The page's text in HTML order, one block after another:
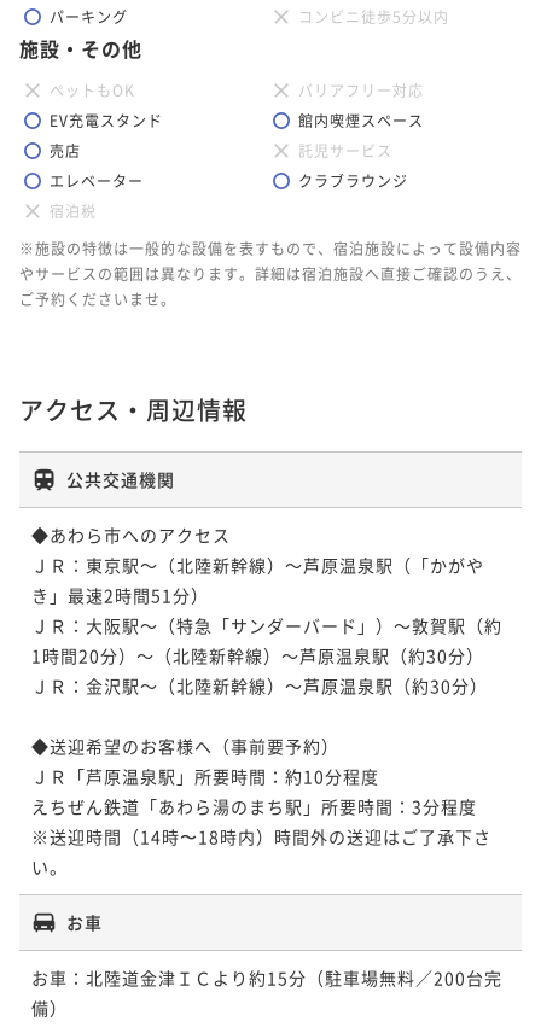
パーキング
コンビニ徒歩5分以内
施設・その他
ペットもOK
バリアフリー対応
EV充電スタンド
館内喫煙スペース
売店
託児サービス
エレベーター
クラブラウンジ
宿泊税
※施設の特徴は一般的な設備を表すもので、宿泊施設によって設備内容
やサービスの範囲は異なります。詳細は宿泊施設へ直接ご確認のうえ、
ご予約くださいませ。
アクセス・周辺情報
公共交通機関
◆あわら市へのアクセス
ＪＲ：東京駅～（北陸新幹線）～芦原温泉駅（「かがや
き」最速2時間51分）
ＪＲ：大阪駅～（特急「サンダーバード」）～敦賀駅（約
1時間20分）～（北陸新幹線）～芦原温泉駅（約30分）
ＪＲ：金沢駅～（北陸新幹線）～芦原温泉駅（約30分）
◆送迎希望のお客様へ（事前要予約）
ＪＲ「芦原温泉駅」所要時間：約10分程度
えちぜん鉄道「あわら湯のまち駅」所要時間：3分程度
※送迎時間（14時〜18時内）時間外の送迎はご了承下さ
い。
お車
お車：北陸道金津ＩＣより約15分（駐車場無料／200台完
備）